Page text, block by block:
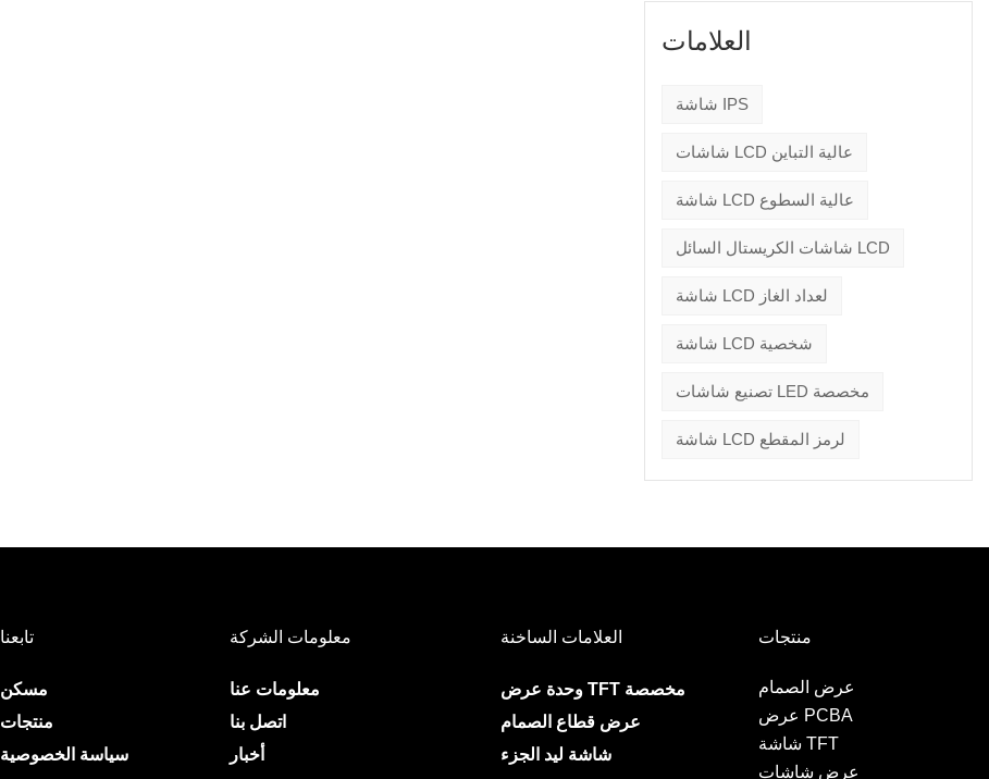
العلامات
شاشة IPS
شاشات LCD عالية التباين
شاشة LCD عالية السطوع
شاشات الكريستال السائل LCD
شاشة LCD لعداد الغاز
شاشة LCD شخصية
تصنيع شاشات LED مخصصة
شاشة LCD لرمز المقطع
تابعنا
مسكن
منتجات
سياسة الخصوصية
معلومات الشركة
معلومات عنا
اتصل بنا
أخبار
العلامات الساخنة
وحدة عرض TFT مخصصة
عرض قطاع الصمام
شاشة ليد الجزء
منتجات
عرض الصمام
عرض PCBA
شاشة TFT
عرض شاشات